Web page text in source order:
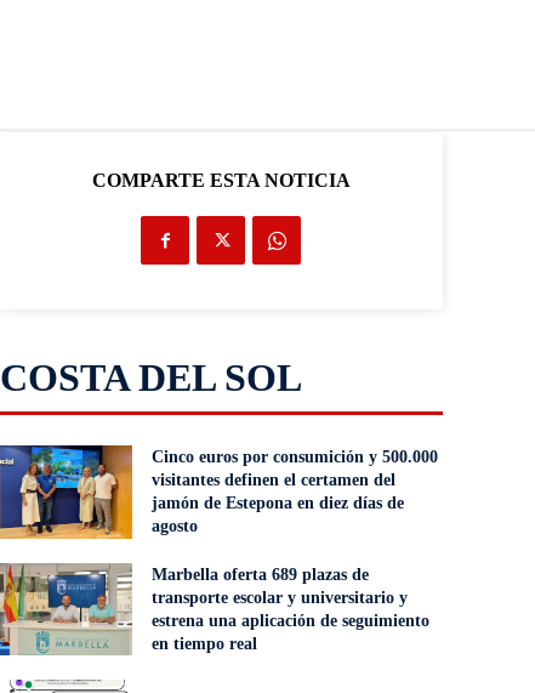
COMPARTE ESTA NOTICIA
COSTA DEL SOL
Cinco euros por consumición y 500.000
visitantes definen el certamen del
jamón de Estepona en diez días de
agosto
Marbella oferta 689 plazas de
transporte escolar y universitario y
estrena una aplicación de seguimiento
en tiempo real